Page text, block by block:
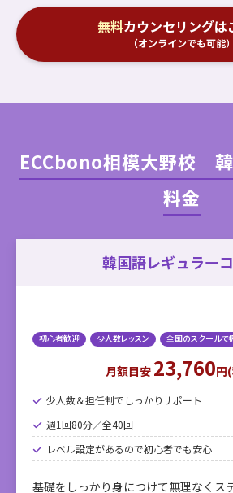
4．左手にECCの看板が見えます。ボー
レーターで3階へ。
5．bono相模大野サウスモールの3階にご
無料カウンセリングは
（オンラインでも可能）
ECCbono相模大野校 韓
料金
韓国語レギュラー
初心者歓迎 少人数レッスン 全国のスクールで
月額目安 23,760円
少人数＆担任制でしっかりサポート
週1回80分／全40回
レベル設定があるので初心者でも安心
基礎をしっかり身につけて無理なくス